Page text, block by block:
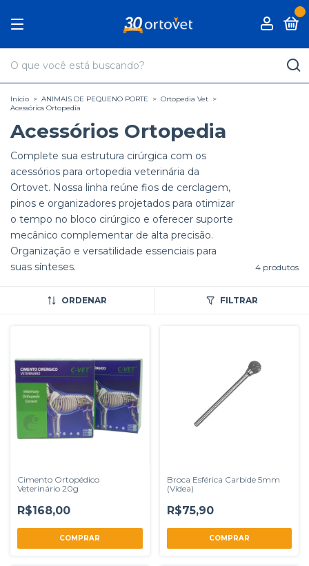
Início > ANIMAIS DE PEQUENO PORTE > Ortopedia Vet >
Acessórios Ortopedia
Acessórios Ortopedia
Complete sua estrutura cirúrgica com os
acessórios para ortopedia veterinária da
Ortovet. Nossa linha reúne fios de cerclagem,
pinos e organizadores projetados para otimizar
o tempo no bloco cirúrgico e oferecer suporte
mecânico complementar de alta precisão.
Organização e versatilidade essenciais para
suas sínteses.
4 produtos
ORDENAR FILTRAR
Cimento Ortopédico
Veterinário 20g
R$168,00
Broca Esférica Carbide 5mm
(Vídea)
R$75,90